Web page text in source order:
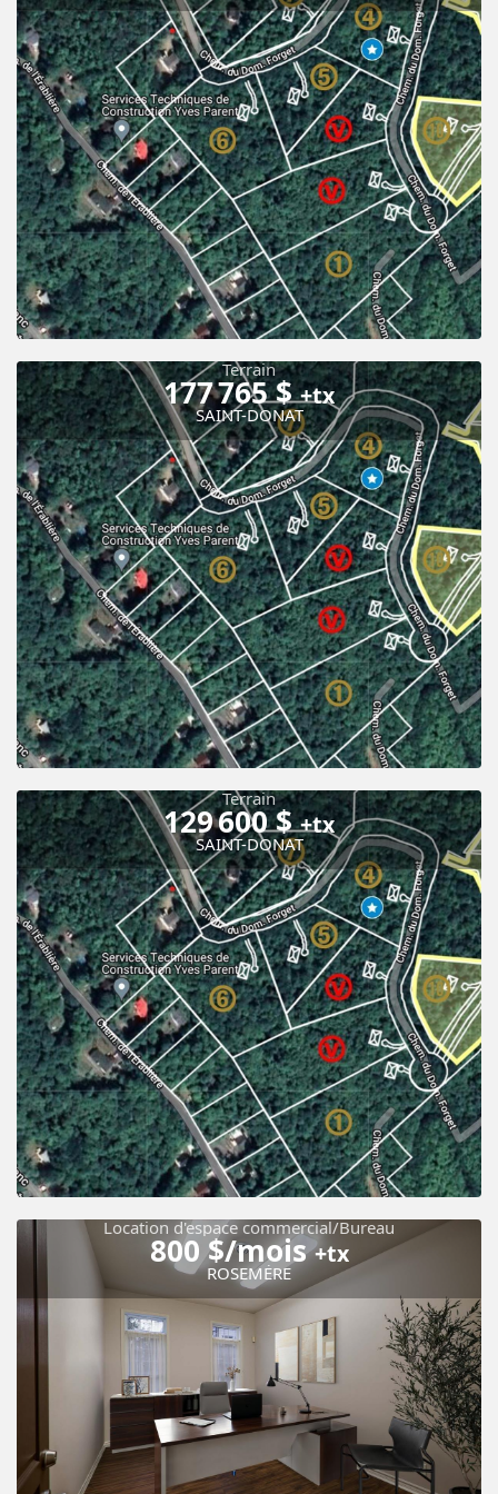
Terrain
177 765 $+tx
SAINT-DONAT
Terrain
129 600 $+tx
SAINT-DONAT
Location d'espace commercial/Bureau
800 $/mois+tx
ROSEMÈRE